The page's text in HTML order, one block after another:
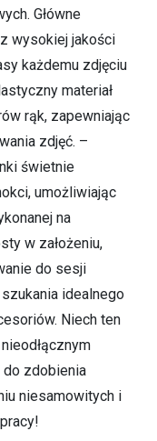
Główne
wysokiej jakości
każdemu zdjęciu
materiał
rąk, zapewniając
zdjęć. –
świetnie
umożliwiając
na
w założeniu,
do sesji
idealnego
Niech ten
zdobienia
niesamowitych i